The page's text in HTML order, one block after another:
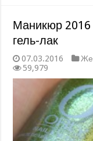
Маникюр
гель-лак
07.03.2016
59,979